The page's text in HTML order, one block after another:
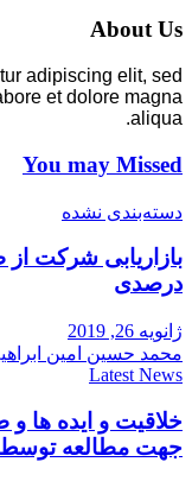
About Us
adipiscing elit, sed
et dolore magna
aliqua.
You may Missed
دسته‌بندی نشده
بازاریابی شرکت
درصدی
ژانویه 26, 2019
محمد حسین امین
Latest News
خلاقیت و ایده ها
جهت مطالعه